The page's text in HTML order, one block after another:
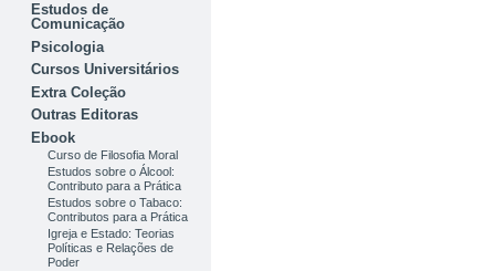
Estudos de
Comunicação
Psicologia
Cursos Universitários
Extra Coleção
Outras Editoras
Ebook
Curso de Filosofia Moral
Estudos sobre o Álcool:
Contributo para a Prática
Estudos sobre o Tabaco:
Contributos para a Prática
Igreja e Estado: Teorias
Políticas e Relações de
Poder